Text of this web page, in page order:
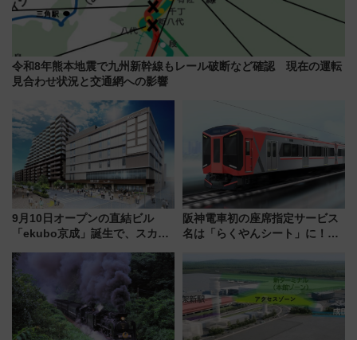
令和8年熊本地震で九州新幹線もレール破断など確認 現在の運転
見合わせ状況と交通網への影響
9月10日オープンの直結ビル
「ekubo京成」誕生で、スカイ
新鎌ヶ谷はどう変わる？ 全テナ
ント情報も公開！
阪神電車初の座席指定サービス
名は「らくやんシート」に！新
を快適移動